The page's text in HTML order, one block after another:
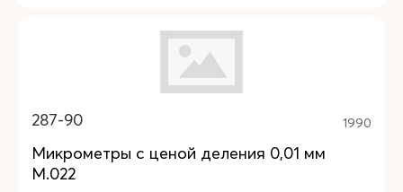
287-90 1990
Микрометры с ценой деления 0,01 мм
М.022